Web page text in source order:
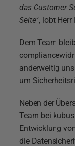
das Customer
Seite“, lobt Herr
Dem Team
anderweitig
um
Neben der
Team bei
Entwicklung
die